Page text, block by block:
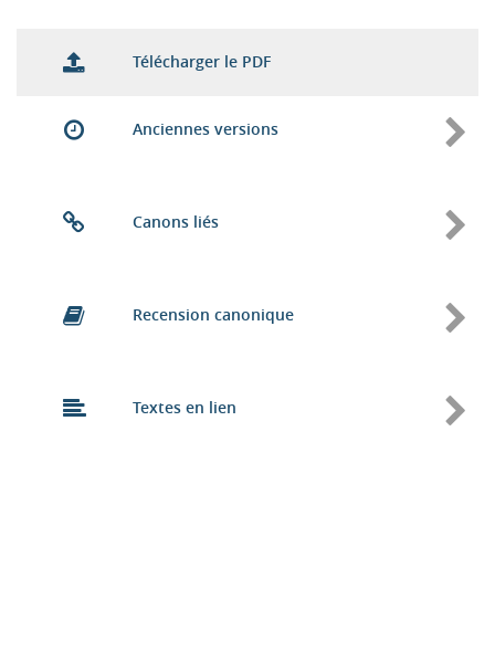
Télécharger le PDF
Anciennes versions
Canons liés
Recension canonique
Textes en lien